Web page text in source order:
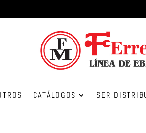
CATÁLOGOS SER